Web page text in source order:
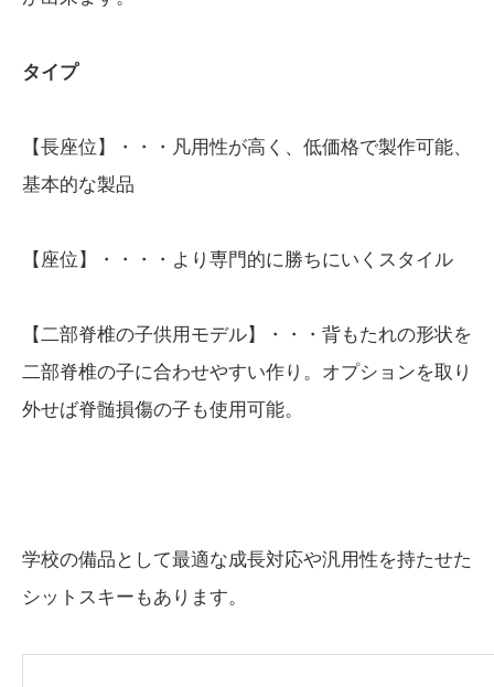
タイプ
【長座位】・・・凡用性が高く、低価格で製作可能、
基本的な製品
【座位】・・・・より専門的に勝ちにいくスタイル
【二部脊椎の子供用モデル】・・・背もたれの形状を
二部脊椎の子に合わせやすい作り。オプションを取り
外せば脊髄損傷の子も使用可能。
学校の備品として最適な成長対応や汎用性を持たせた
シットスキーもあります。